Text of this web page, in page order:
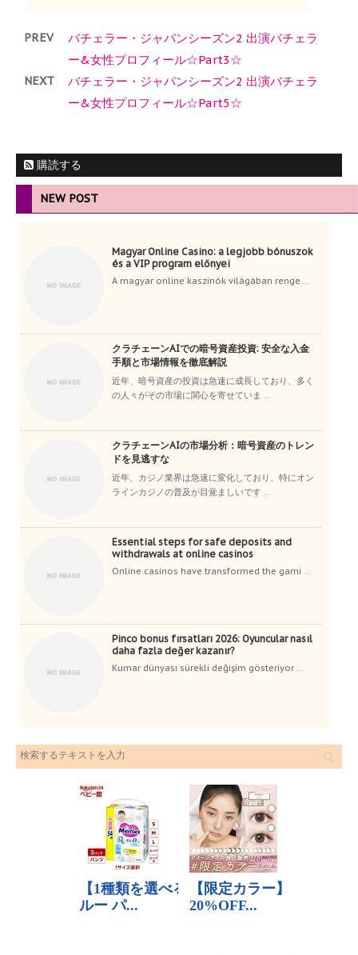
PREV
バチェラー・ジャパンシーズン2 出演バチェラ
ー&女性プロフィール☆Part3☆
NEXT
バチェラー・ジャパンシーズン2 出演バチェラ
ー&女性プロフィール☆Part5☆
購読する
NEW POST
Magyar Online Casino: a legjobb bónuszok
és a VIP program előnyei
A magyar online kaszinók világában renge ...
クラチェーンAIでの暗号資産投資: 安全な入金
手順と市場情報を徹底解説
近年、暗号資産の投資は急速に成長しており、多く
の人々がその市場に関心を寄せていま ...
クラチェーンAIの市場分析：暗号資産のトレン
ドを見逃すな
近年、カジノ業界は急速に変化しており、特にオン
ラインカジノの普及が目覚ましいです ...
Essential steps for safe deposits and
withdrawals at online casinos
Online casinos have transformed the gami ...
Pinco bonus fırsatları 2026: Oyuncular nasıl
daha fazla değer kazanır?
Kumar dünyası sürekli değişim gösteriyor ...